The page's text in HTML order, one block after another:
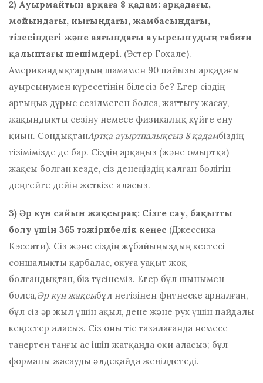
2) Ауырмайтын арқаға 8 қадам: арқадағы,
мойындағы, иығындағы, жамбасындағы,
тізесіндегі және аяғындағы ауырсынудың табиғи
қалыптағы шешімдері. (Эстер Гохале).
Американдықтардың шамамен 90 пайызы арқадағы
ауырсынумен күресетінін білесіз бе? Егер сіздің
артыңыз дұрыс сезілмеген болса, жаттығу жасау,
жақындықты сезіну немесе физикалық күйге ену
қиын. СондықтанАртқа ауыртпалықсыз 8 қадамбіздің
тізімімізде де бар. Сіздің арқаңыз (және омыртқа)
жақсы болған кезде, сіз денеңіздің қалған бөлігін
деңгейге дейін жеткізе аласыз.
3) Әр күн сайын жақсырақ: Сізге сау, бақытты
болу үшін 365 тәжірибелік кеңес (Джессика
Кэссити). Сіз және сіздің жұбайыңыздың кестесі
соншалықты қарбалас, оқуға уақыт жоқ
болғандықтан, біз түсінеміз. Егер бұл шынымен
болса,Әр күн жақсыбұл негізінен фитнеске арналған,
бұл сіз әр жыл үшін ақыл, дене және рух үшін пайдалы
кеңестер аласыз. Сіз оны тіс тазалағанда немесе
таңертең таңғы ас ішіп жатқанда оқи аласыз; бұл
форманы жасауды әлдеқайда жеңілдетеді.